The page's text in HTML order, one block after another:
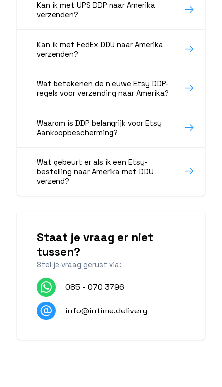
Kan ik met UPS DDP naar Amerika
verzenden?
Kan ik met FedEx DDU naar Amerika
verzenden?
Wat betekenen de nieuwe Etsy DDP-
regels voor verzending naar Amerika?
Waarom is DDP belangrijk voor Etsy
Aankoopbescherming?
Wat gebeurt er als ik een Etsy-
bestelling naar Amerika met DDU
verzend?
Staat je vraag er niet
tussen?
Stel je vraag gerust via:
085 - 070 3796
info@intime.delivery